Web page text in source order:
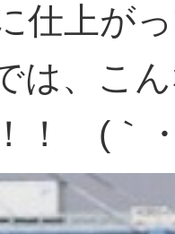
仕上が
は、こ
！ (｀